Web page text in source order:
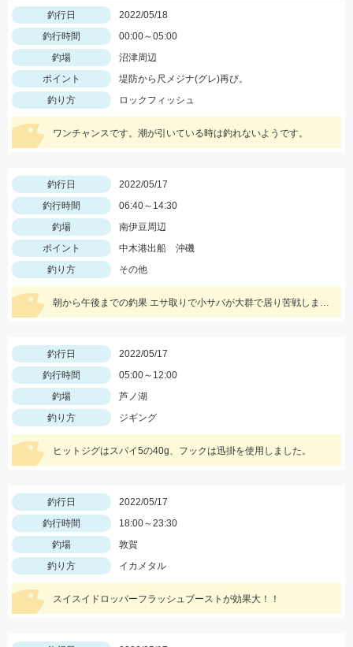
釣行日
2022/05/18
釣行時間
00:00～05:00
釣場
沼津周辺
ポイント
堤防から尺メジナ(グレ)再び。
釣り方
ロックフィッシュ
ワンチャンスです。潮が引いている時は釣れないようです。
釣行日
2022/05/17
釣行時間
06:40～14:30
釣場
南伊豆周辺
ポイント
中木港出船 沖磯
釣り方
その他
朝から午後までの釣果 エサ取りで小サバが大群で居り苦戦しました。
釣行日
2022/05/17
釣行時間
05:00～12:00
釣場
芦ノ湖
釣り方
ジギング
ヒットジグはスパイ5の40g、フックは迅掛を使用しました。
釣行日
2022/05/17
釣行時間
18:00～23:30
釣場
敦賀
釣り方
イカメタル
スイスイドロッパーフラッシュブーストが効果大！！